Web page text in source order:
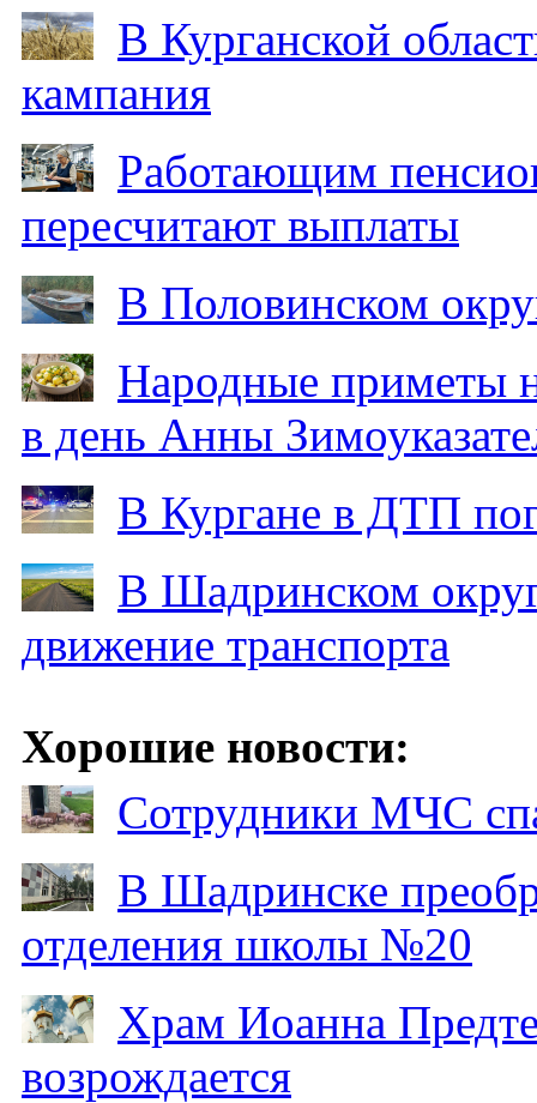
В Курганской
кампания
Работающим
пересчитают выплаты
В Половинском
Народные приметы
в день Анны
В Кургане в ДТП
В Шадринском
движение транспорта
Хорошие новости:
Сотрудники МЧС
В Шадринске
отделения школы №20
Храм Иоанна
возрождается